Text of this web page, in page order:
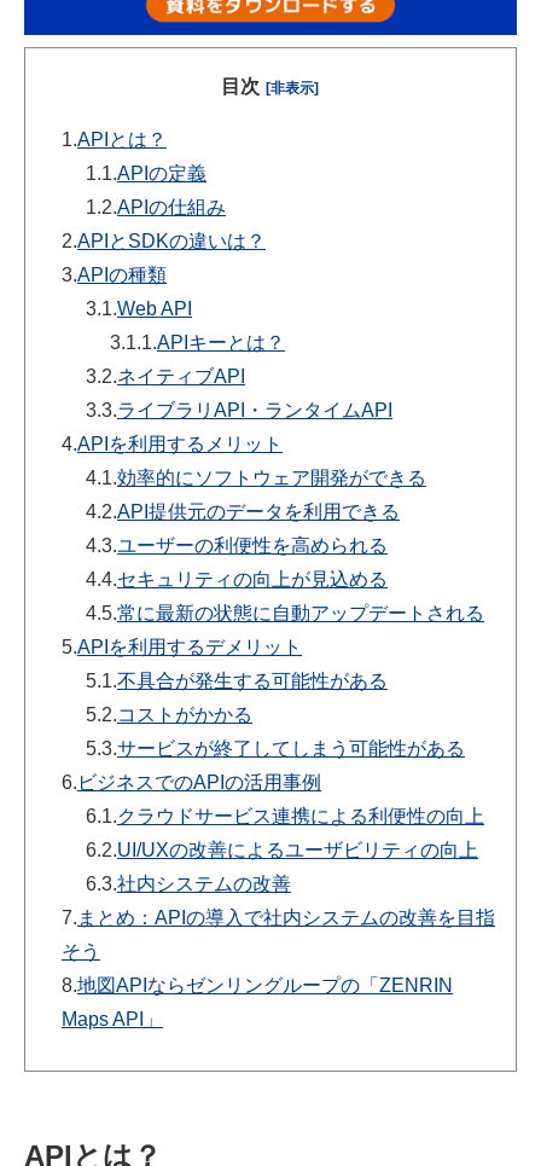
目次 [非表示]
1.APIとは？
1.1.APIの定義
1.2.APIの仕組み
2.APIとSDKの違いは？
3.APIの種類
3.1.Web API
3.1.1.APIキーとは？
3.2.ネイティブAPI
3.3.ライブラリAPI・ランタイムAPI
4.APIを利用するメリット
4.1.効率的にソフトウェア開発ができる
4.2.API提供元のデータを利用できる
4.3.ユーザーの利便性を高められる
4.4.セキュリティの向上が見込める
4.5.常に最新の状態に自動アップデートされる
5.APIを利用するデメリット
5.1.不具合が発生する可能性がある
5.2.コストがかかる
5.3.サービスが終了してしまう可能性がある
6. ビジネスでのAPIの活用事例
6.1.クラウドサービス連携による利便性の向上
6.2.UI/UXの改善によるユーザビリティの向上
6.3.社内システムの改善
7. まとめ：APIの導入で社内システムの改善を目指
そう
8.地図APIならゼンリングループの「ZENRIN
Maps API」
APIとは？